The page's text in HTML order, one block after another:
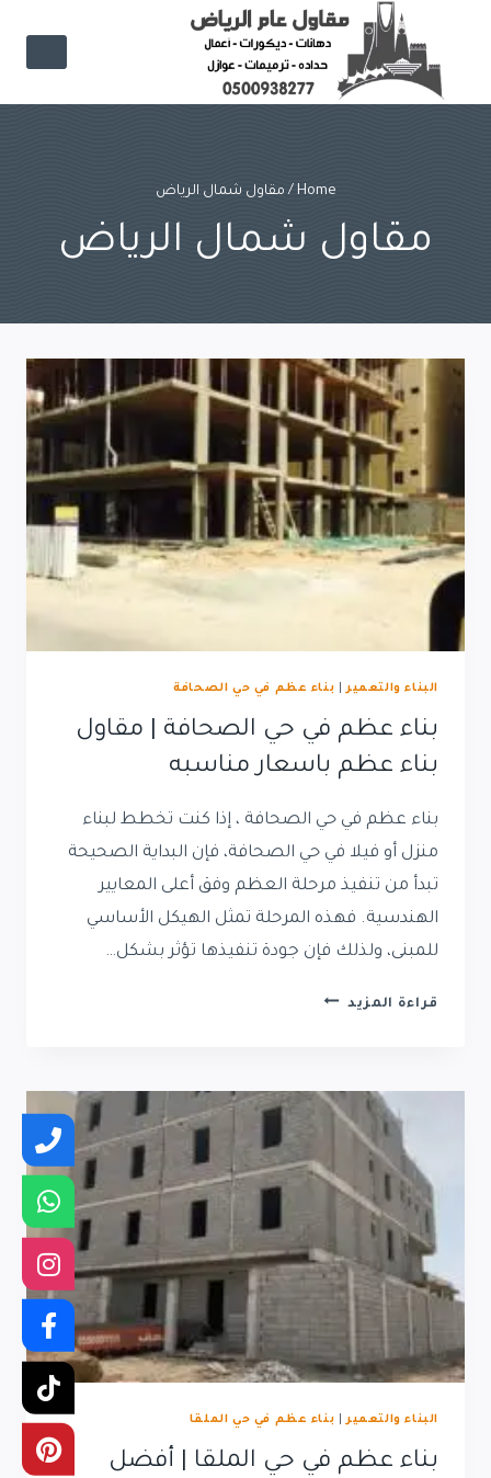
content
Home
/ مقاول شمال الرياض
مقاول شمال الرياض
البناء والتعمير| بناء عظم في حي الصحافة
بناء عظم في حي الصحافة | مقاول
بناء عظم باسعار مناسبه
بناء عظم في حي الصحافة ، إذا كنت تخطط لبناء
منزل أو فيلا في حي الصحافة، فإن البداية الصحيحة
تبدأ من تنفيذ مرحلة العظم وفق أعلى المعايير
الهندسية. فهذه المرحلة تمثل الهيكل الأساسي
للمبنى، ولذلك فإن جودة تنفيذها تؤثر بشكل…
قراءة المزيد بناء
الصحافة
مقاول
بناء
مناسبه
البناء والتعمير| بناء عظم في حي الملقا
بناء عظم في حي الملقا | أفضل